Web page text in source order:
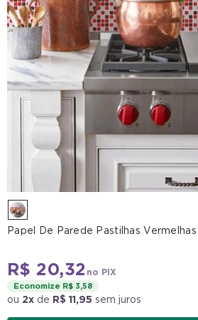
Papel De Parede Pastilhas Vermelhas
R$ 20,32 no PIX
Economize R$ 3,58
ou 2x de R$ 11,95 sem juros